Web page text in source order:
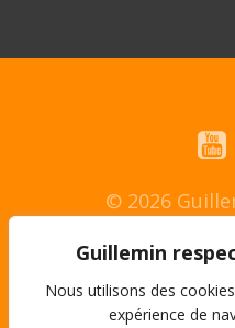
Guillemin
Nous utilisons des
expérience de
© 2026